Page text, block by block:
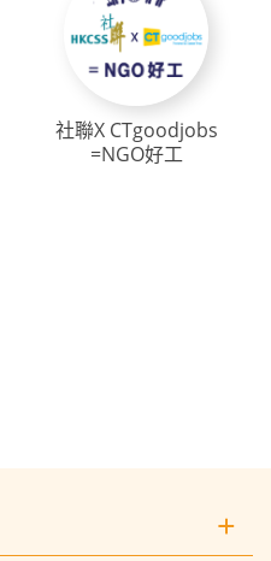
社聯X CTgoodjobs
=NGO好工